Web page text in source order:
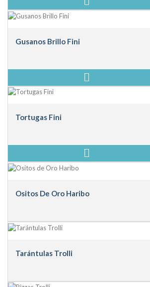
Gusanos Brillo Fini
Tortugas Fini
Ositos De Oro Haribo
Tarántulas Trolli